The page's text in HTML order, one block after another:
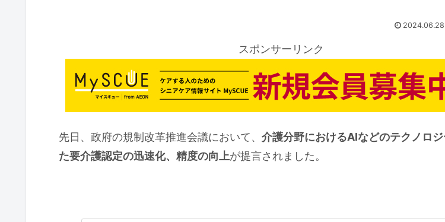
2024.06.28
スポンサーリンク
先日、政府の規制改革推進会議において、 介護分野におけるAIなどのテクノロ
た要介護認定の迅速化、精度の向上が提言されました。